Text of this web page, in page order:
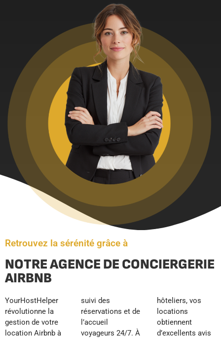
Retrouvez la sérénité grâce à
NOTRE AGENCE DE CONCIERGERIE
AIRBNB
YourHostHelper
révolutionne la
gestion de votre
location Airbnb à
suivi des
réservations et de
l’accueil
voyageurs 24/7. À
hôteliers, vos
locations
obtiennent
d’excellents avis